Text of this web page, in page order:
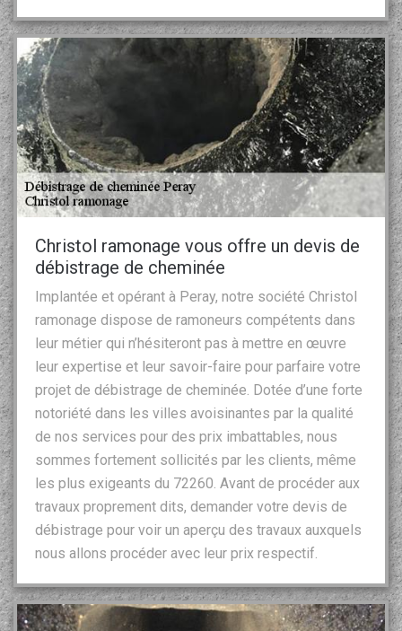
Christol ramonage vous offre un devis de
débistrage de cheminée
Implantée et opérant à Peray, notre société Christol
ramonage dispose de ramoneurs compétents dans
leur métier qui n’hésiteront pas à mettre en œuvre
leur expertise et leur savoir-faire pour parfaire votre
projet de débistrage de cheminée. Dotée d’une forte
notoriété dans les villes avoisinantes par la qualité
de nos services pour des prix imbattables, nous
sommes fortement sollicités par les clients, même
les plus exigeants du 72260. Avant de procéder aux
travaux proprement dits, demander votre devis de
débistrage pour voir un aperçu des travaux auxquels
nous allons procéder avec leur prix respectif.